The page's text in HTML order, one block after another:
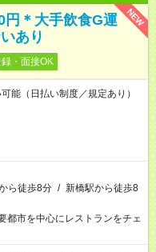
NEW
円＊大手飲食G運
あり
・面接OK
（日払い制度／規定あり）
ら徒歩8分 / 新橋駅から徒歩8
都市を中心にレストランをチェ